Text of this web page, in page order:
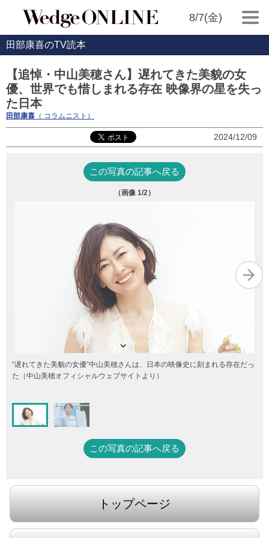
8/7(金)
田部康喜のTV読本
【追悼・中山美穂さん】遅れてきた美貌の女
優、世界でも惜しまれる存在 映像界の星を失っ
た日本
田部康喜 （ コラムニスト）
2024/12/09
この写真の記事へ戻る
（画像 1/2）
“遅れてきた美貌の女優”中山美穂さんは、日本の映像史に刻まれる存在だっ
た（中山美穂オフィシャルウェブサイトより）
この写真の記事へ戻る
トップページ